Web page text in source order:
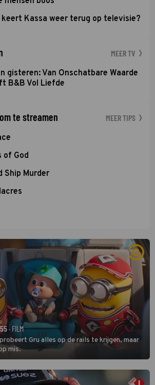
keert Kassa weer terug op televisie?
MEER TV
gisteren: Van Onschatbare Waarde
B&B Vol Liefde
te streamen MEER TIPS
of God
Ship Murder
· FILM
Gru alles op de rails te krijgen, maar
mis.